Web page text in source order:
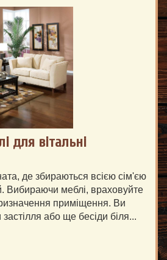
для вітальні
де збираються всією сім'єю
Вибираючи меблі, враховуйте
приміщення. Ви
застілля або ще бесіди біля...